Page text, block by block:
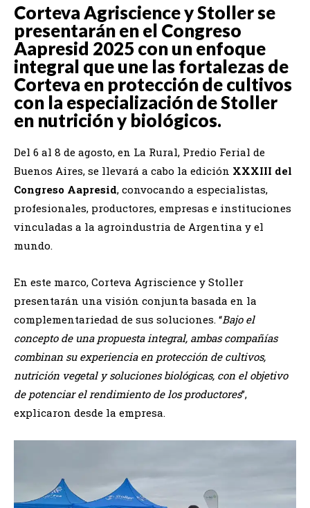
Corteva Agriscience y Stoller se
presentarán en el Congreso
Aapresid 2025 con un enfoque
integral que une las fortalezas de
Corteva en protección de cultivos
con la especialización de Stoller
en nutrición y biológicos.
Del 6 al 8 de agosto, en La Rural, Predio Ferial de
Buenos Aires, se llevará a cabo la edición XXXIII del
Congreso Aapresid, convocando a especialistas,
profesionales, productores, empresas e instituciones
vinculadas a la agroindustria de Argentina y el
mundo.
En este marco, Corteva Agriscience y Stoller
presentarán una visión conjunta basada en la
complementariedad de sus soluciones. “Bajo el
concepto de una propuesta integral, ambas compañías
combinan su experiencia en protección de cultivos,
nutrición vegetal y soluciones biológicas, con el objetivo
de potenciar el rendimiento de los productores”,
explicaron desde la empresa.